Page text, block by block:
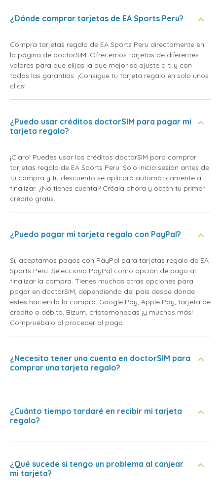
¿Dónde comprar tarjetas de EA Sports Peru?
Compra tarjetas regalo de EA Sports Peru directamente en
la página de doctorSIM. Ofrecemos tarjetas de diferentes
valores para que elijas la que mejor se ajuste a ti y con
todas las garantías. ¡Consigue tu tarjeta regalo en solo unos
clics!
¿Puedo usar créditos doctorSIM para pagar mi
tarjeta regalo?
¡Claro! Puedes usar los créditos doctorSIM para comprar
tarjetas regalo de EA Sports Peru. Solo inicia sesión antes de
tu compra y tu descuento se aplicará automáticamente al
finalizar. ¿No tienes cuenta? Créala ahora y obtén tu primer
crédito gratis.
¿Puedo pagar mi tarjeta regalo con PayPal?
Sí, aceptamos pagos con PayPal para tarjetas regalo de EA
Sports Peru. Selecciona PayPal como opción de pago al
finalizar la compra. Tienes muchas otras opciones para
pagar en doctorSIM, dependiendo del país desde donde
estés haciendo la compra: Google Pay, Apple Pay, tarjeta de
crédito o débito, Bizum, criptomonedas ¡y muchos más!
Compruébalo al proceder al pago.
¿Necesito tener una cuenta en doctorSIM para
comprar una tarjeta regalo?
¿Cuánto tiempo tardaré en recibir mi tarjeta
regalo?
¿Qué sucede si tengo un problema al canjear
mi tarjeta?